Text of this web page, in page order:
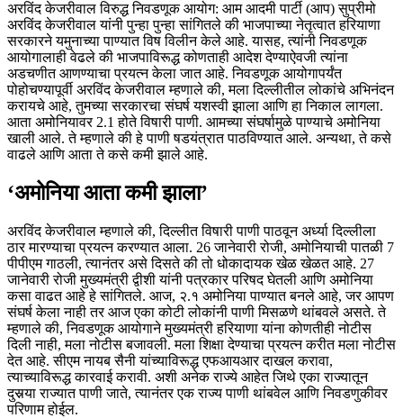
अरविंद केजरीवाल विरुद्ध निवडणूक आयोग: आम आदमी पार्टी (आप) सुप्रीमो
अरविंद केजरीवाल यांनी पुन्हा पुन्हा सांगितले की भाजपाच्या नेतृत्वात हरियाणा
सरकारने यमुनाच्या पाण्यात विष विलीन केले आहे. यासह, त्यांनी निवडणूक
आयोगालाही वेढले की भाजपाविरूद्ध कोणताही आदेश देण्याऐवजी त्यांना
अडचणीत आणण्याचा प्रयत्न केला जात आहे. निवडणूक आयोगापर्यंत
पोहोचण्यापूर्वी अरविंद केजरीवाल म्हणाले की, मला दिल्लीतील लोकांचे अभिनंदन
करायचे आहे, तुमच्या सरकारचा संघर्ष यशस्वी झाला आणि हा निकाल लागला.
आता अमोनियावर 2.1 होते विषारी पाणी. आमच्या संघर्षामुळे पाण्याचे अमोनिया
खाली आले. ते म्हणाले की हे पाणी षडयंत्रात पाठविण्यात आले. अन्यथा, ते कसे
वाढले आणि आता ते कसे कमी झाले आहे.
‘अमोनिया आता कमी झाला’
अरविंद केजरीवाल म्हणाले की, दिल्लीत विषारी पाणी पाठवून अर्ध्या दिल्लीला
ठार मारण्याचा प्रयत्न करण्यात आला. 26 जानेवारी रोजी, अमोनियाची पातळी 7
पीपीएम गाठली, त्यानंतर असे दिसते की तो धोकादायक खेळ खेळत आहे. 27
जानेवारी रोजी मुख्यमंत्री द्वीशी यांनी पत्रकार परिषद घेतली आणि अमोनिया
कसा वाढत आहे हे सांगितले. आज, २.१ अमोनिया पाण्यात बनले आहे, जर आपण
संघर्ष केला नाही तर आज एका कोटी लोकांनी पाणी मिसळणे थांबवले असते. ते
म्हणाले की, निवडणूक आयोगाने मुख्यमंत्री हरियाणा यांना कोणतीही नोटीस
दिली नाही, मला नोटीस बजावली. मला शिक्षा देण्याचा प्रयत्न करीत मला नोटीस
देत आहे. सीएम नायब सैनी यांच्याविरूद्ध एफआयआर दाखल करावा,
त्याच्याविरूद्ध कारवाई करावी. अशी अनेक राज्ये आहेत जिथे एका राज्यातून
दुसर्‍या राज्यात पाणी जाते, त्यानंतर एक राज्य पाणी थांबवेल आणि निवडणुकीवर
परिणाम होईल.